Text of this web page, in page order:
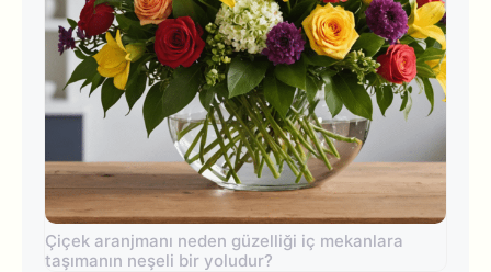
Çiçek aranjmanı neden güzelliği iç mekanlara
taşımanın neşeli bir yoludur?